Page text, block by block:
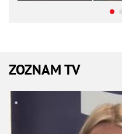
ZOZNAM TV